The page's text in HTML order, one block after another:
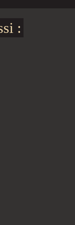
: